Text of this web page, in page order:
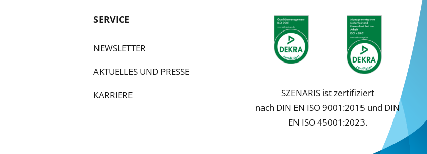
SERVICE
NEWSLETTER
AKTUELLES UND PRESSE
KARRIERE
SZENARIS ist zertifiziert
nach DIN EN ISO 9001:2015 und DIN
EN ISO 45001:2023.